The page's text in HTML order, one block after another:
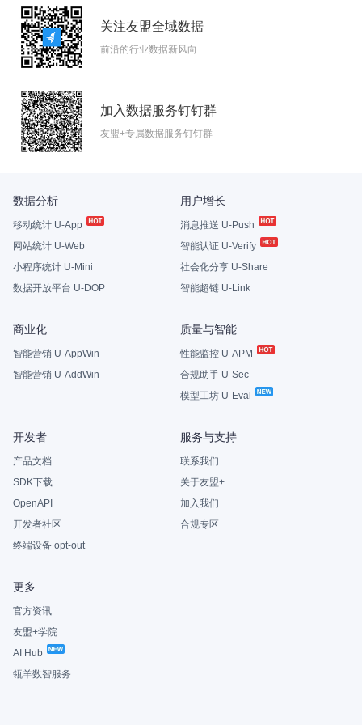
关注友盟全域数据
前沿的行业数据新风向
加入数据服务钉钉群
友盟+专属数据服务钉钉群
数据分析
移动统计 U-App
网站统计 U-Web
小程序统计 U-Mini
数据开放平台 U-DOP
用户增长
消息推送 U-Push
智能认证 U-Verify
社会化分享 U-Share
智能超链 U-Link
商业化
智能营销 U-AppWin
智能营销 U-AddWin
质量与智能
性能监控 U-APM
合规助手 U-Sec
模型工坊 U-Eval
开发者
产品文档
SDK下载
OpenAPI
开发者社区
终端设备 opt-out
服务与支持
联系我们
关于友盟+
加入我们
合规专区
更多
官方资讯
友盟+学院
AI Hub
瓴羊数智服务